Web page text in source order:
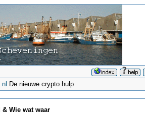
De nieuwe crypto hulp
Wie wat waar